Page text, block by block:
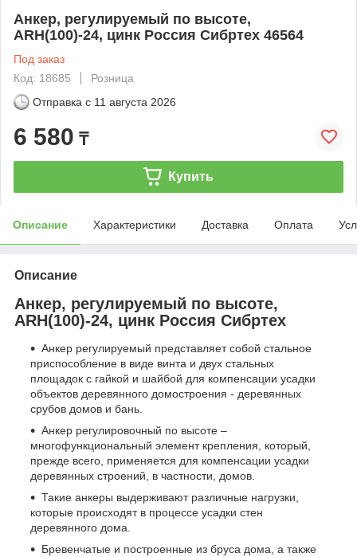
Анкер, регулируемый по высоте,
ARH(100)-24, цинк Россия Сибртех 46564
Под заказ
Код: 18685
Розница
Отправка с 11 августа 2026
6 580 ₸
Купить
Описание Характеристики Доставка Оплата
Описание
Анкер, регулируемый по высоте,
ARH(100)-24, цинк Россия Сибртех
Анкер регулируемый представляет собой стальное
приспособление в виде винта и двух стальных
площадок с гайкой и шайбой для компенсации усадки
объектов деревянного домостроения - деревянных
срубов домов и бань.
Анкер регулировочный по высоте –
многофункциональный элемент крепления, который,
прежде всего, применяется для компенсации усадки
деревянных строений, в частности, домов.
Такие анкеры выдерживают различные нагрузки,
которые происходят в процессе усадки стен
деревянного дома.
Бревенчатые и построенные из бруса дома, а также